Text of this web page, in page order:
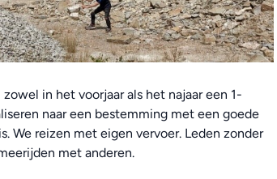
in het voorjaar als het najaar een 1-
naar een bestemming met een goede
We reizen met eigen vervoer. Leden zonder
met anderen.